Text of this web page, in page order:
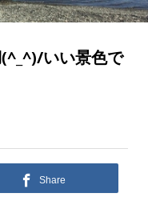
いい景色で
Share